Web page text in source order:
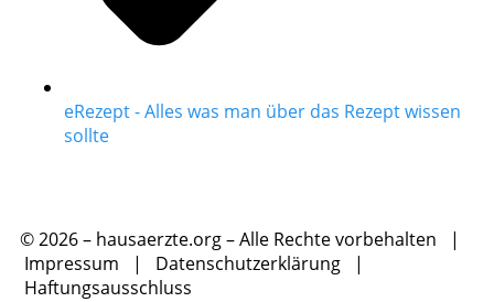
eRezept - Alles was man über das Rezept wissen
sollte
© 2026 – hausaerzte.org – Alle Rechte vorbehalten |
Impressum | Datenschutzerklärung |
Haftungsausschluss